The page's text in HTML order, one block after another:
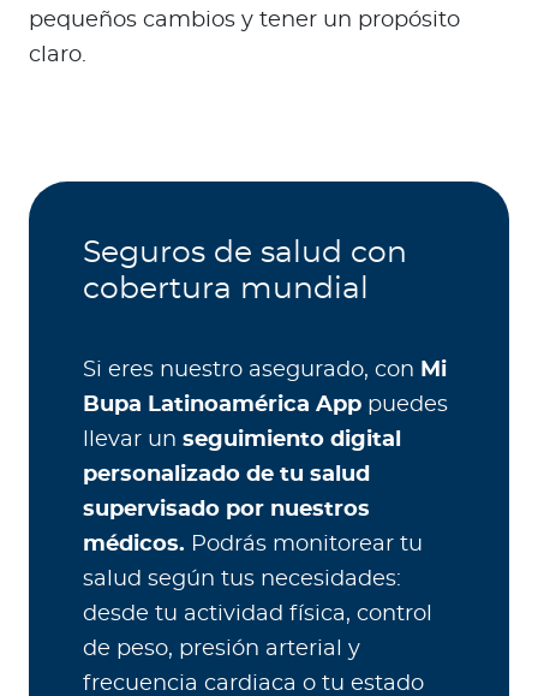
pequeños cambios y tener un propósito
claro.
Seguros de salud con
cobertura mundial
Si eres nuestro asegurado, con Mi
Bupa Latinoamérica App puedes
llevar un seguimiento digital
personalizado de tu salud
supervisado por nuestros
médicos. Podrás monitorear tu
salud según tus necesidades:
desde tu actividad física, control
de peso, presión arterial y
frecuencia cardiaca o tu estado